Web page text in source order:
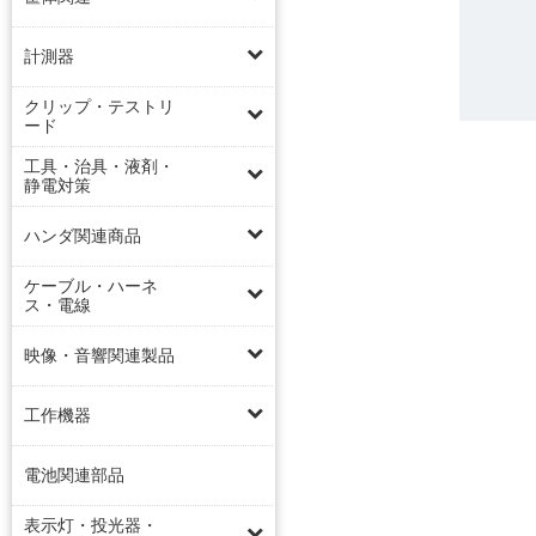
計測器
クリップ・テストリ
ード
工具・治具・液剤・
静電対策
ハンダ関連商品
ケーブル・ハーネ
ス・電線
映像・音響関連製品
工作機器
電池関連部品
表示灯・投光器・